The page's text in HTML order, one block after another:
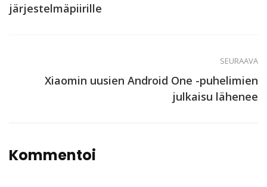
järjestelmäpiirille
SEURAAVA
Xiaomin uusien Android One -puhelimien
julkaisu lähenee
Kommentoi